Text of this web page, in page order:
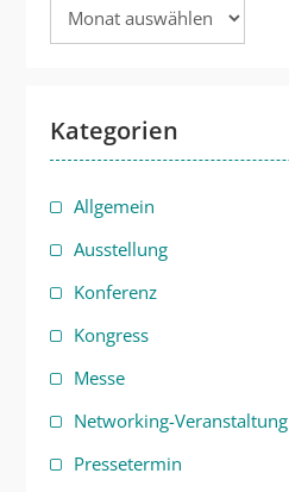
Kategorien
Allgemein
Ausstellung
Konferenz
Kongress
Messe
Networking-Veranstaltung
Pressetermin